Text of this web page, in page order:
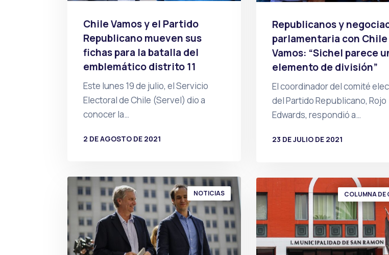
Chile Vamos y el Partido
Republicano mueven sus
fichas para la batalla del
emblemático distrito 11
Este lunes 19 de julio, el Servicio
Electoral de Chile (Servel) dio a
conocer la…
2 DE AGOSTO DE 2021
Republicanos y
parlamentaria con Chile
Vamos: “Sichel parece
elemento de división”
El coordinador del comité
del Partido Republicano, Rojo
Edwards, respondió a…
23 DE JULIO DE 2021
NOTICIAS COLUMNA DE